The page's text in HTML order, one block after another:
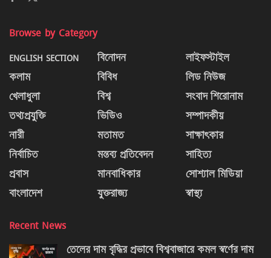
Browse by Category
ENGLISH SECTION
কলাম
খেলাধুলা
তথ্যপ্রযুক্তি
নারী
নির্বাচিত
প্রবাস
বাংলাদেশ
বিনোদন
বিবিধ
বিশ্ব
ভিডিও
মতামত
মন্তব্য প্রতিবেদন
মানবাধিকার
যুক্তরাজ্য
লাইফস্টাইল
লিড নিউজ
সংবাদ শিরোনাম
সম্পাদকীয়
সাক্ষাৎকার
সাহিত্য
সোশ্যাল মিডিয়া
স্বাস্থ্য
Recent News
তেলের দাম বৃদ্ধির প্রভাবে বিশ্ববাজারে কমল স্বর্ণের দাম